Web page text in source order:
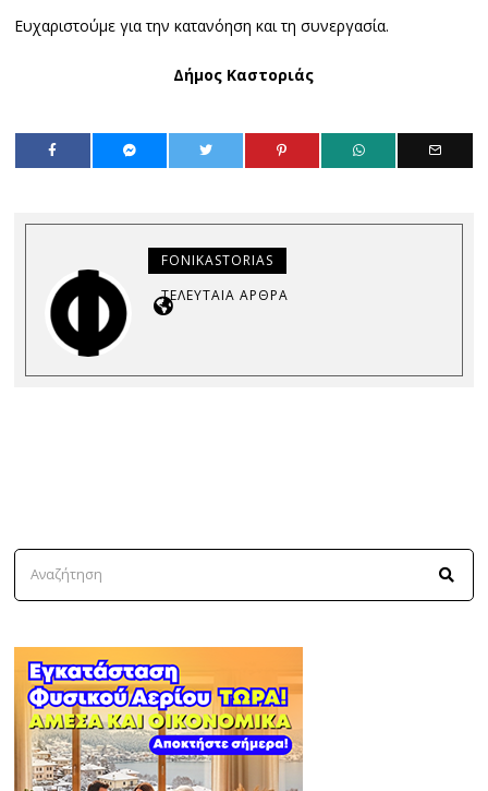
Ευχαριστούμε για την κατανόηση και τη συνεργασία.
Δήμος Καστοριάς
FONIKASTORIAS
ΤΕΛΕΥΤΑΊΑ ΆΡΘΡΑ